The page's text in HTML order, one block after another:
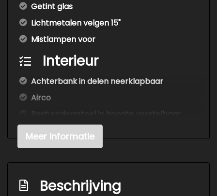
Getint glas
Lichtmetalen velgen 15"
Mistlampen voor
Interieur
Achterbank in delen neerklapbaar
Airco
Bestuurdersstoel in hoogte verstelbaar
Elektrische ramen voor
Stuur en versnellingspook (kunst)leder
Stuur verstelbaar
Stuurbekrachtiging
Meer informatie
Beschrijving